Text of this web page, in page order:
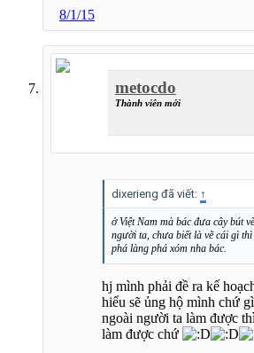
8/1/15
metocdo
Thành viên mới
dixerieng đã viết: ↑
ở Việt Nam mà bác đưa cây bút
người ta, chưa biết là vẽ cái gì
phá làng phá xóm nha bác.
hj mình phải đề ra kế
hiểu sẽ ủng hộ mình chứ
ngoài người ta làm được
làm được chứ